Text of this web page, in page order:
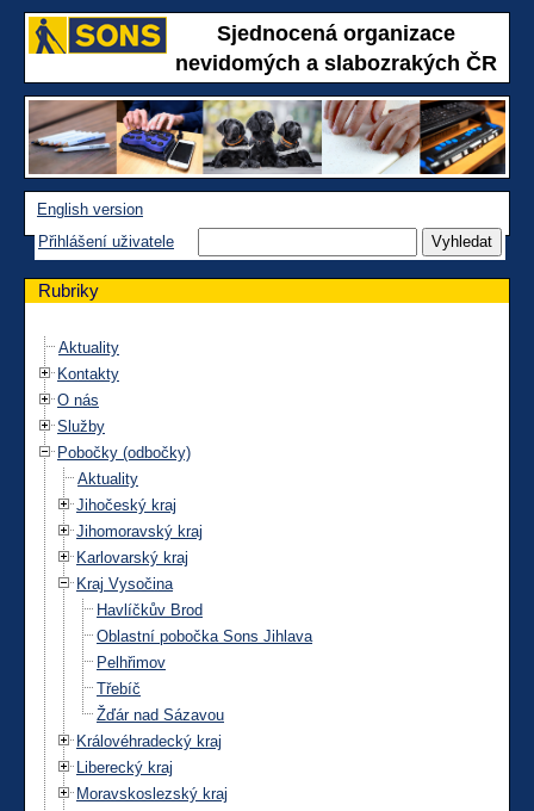
Sjednocená organizace
nevidomých a slabozrakých ČR
English version
Přihlášení uživatele
Rubriky
Aktuality
Kontakty
O nás
Služby
Pobočky (odbočky)
Aktuality
Jihočeský kraj
Jihomoravský kraj
Karlovarský kraj
Kraj Vysočina
Havlíčkův Brod
Oblastní pobočka Sons Jihlava
Pelhřimov
Třebíč
Žďár nad Sázavou
Královéhradecký kraj
Liberecký kraj
Moravskoslezský kraj